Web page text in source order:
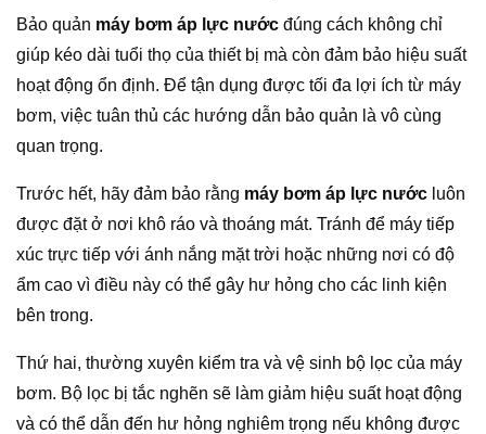
Bảo quản máy bơm áp lực nước đúng cách không chỉ
giúp kéo dài tuổi thọ của thiết bị mà còn đảm bảo hiệu suất
hoạt động ổn định. Để tận dụng được tối đa lợi ích từ máy
bơm, việc tuân thủ các hướng dẫn bảo quản là vô cùng
quan trọng.
Trước hết, hãy đảm bảo rằng máy bơm áp lực nước luôn
được đặt ở nơi khô ráo và thoáng mát. Tránh để máy tiếp
xúc trực tiếp với ánh nắng mặt trời hoặc những nơi có độ
ẩm cao vì điều này có thể gây hư hỏng cho các linh kiện
bên trong.
Thứ hai, thường xuyên kiểm tra và vệ sinh bộ lọc của máy
bơm. Bộ lọc bị tắc nghẽn sẽ làm giảm hiệu suất hoạt động
và có thể dẫn đến hư hỏng nghiêm trọng nếu không được